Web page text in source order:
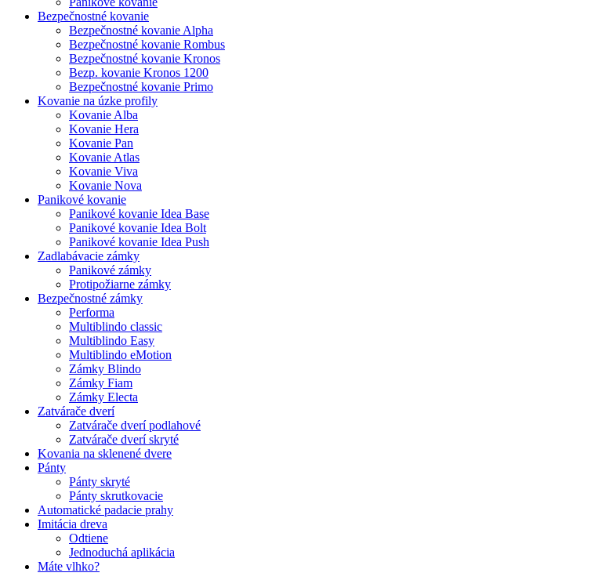
Bezpečnostné kovanie
Bezpečnostné kovanie Alpha
Bezpečnostné kovanie Rombus
Bezpečnostné kovanie Kronos
Bezp. kovanie Kronos 1200
Bezpečnostné kovanie Primo
Kovanie na úzke profily
Kovanie Alba
Kovanie Hera
Kovanie Pan
Kovanie Atlas
Kovanie Viva
Kovanie Nova
Panikové kovanie
Panikové kovanie Idea Base
Panikové kovanie Idea Bolt
Panikové kovanie Idea Push
Zadlabávacie zámky
Panikové zámky
Protipožiarne zámky
Bezpečnostné zámky
Performa
Multiblindo classic
Multiblindo Easy
Multiblindo eMotion
Zámky Blindo
Zámky Fiam
Zámky Electa
Zatvárače dverí
Zatvárače dverí podlahové
Zatvárače dverí skryté
Kovania na sklenené dvere
Pánty
Pánty skryté
Pánty skrutkovacie
Automatické padacie prahy
Imitácia dreva
Odtiene
Jednoduchá aplikácia
Máte vlhko?